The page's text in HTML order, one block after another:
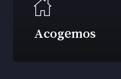
Acogemos